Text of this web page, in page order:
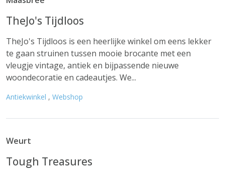
TheJo's Tijdloos
TheJo's Tijdloos is een heerlijke winkel om eens lekker
te gaan struinen tussen mooie brocante met een
vleugje vintage, antiek en bijpassende nieuwe
woondecoratie en cadeautjes. We...
Antiekwinkel , Webshop
Weurt
Tough Treasures